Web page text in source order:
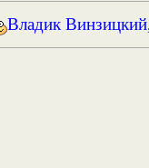
Владик